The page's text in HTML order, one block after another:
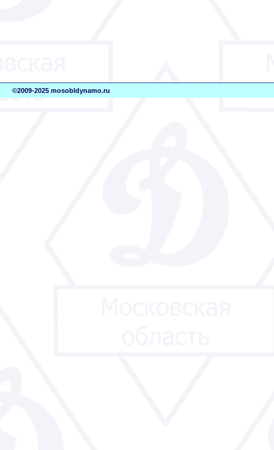
©2009-2025 mosobldynamo.ru